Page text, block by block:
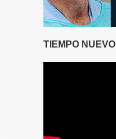
TIEMPO NUEVO